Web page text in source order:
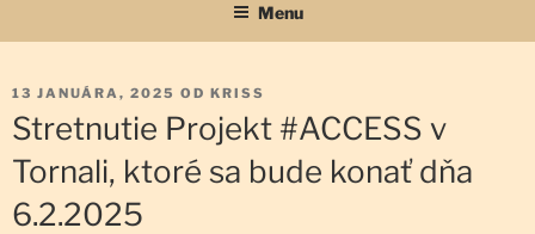
Menu
PUBLIKOVANÉ
13 JANUÁRA, 2025 OD KRISS
Stretnutie Projekt #ACCESS v
Tornali, ktoré sa bude konať dňa
6.2.2025